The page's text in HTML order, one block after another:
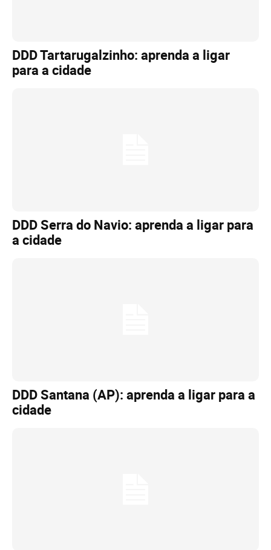
DDD Tartarugalzinho: aprenda a ligar
para a cidade
DDD Serra do Navio: aprenda a ligar para
a cidade
DDD Santana (AP): aprenda a ligar para a
cidade